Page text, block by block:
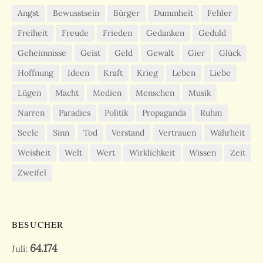
Angst Bewusstsein Bürger Dummheit
Fehler
Freiheit
Freude Frieden Gedanken
Geduld
Geheimnisse
Geist Geld Gewalt Gier
Glück
Hoffnung
Ideen Kraft Krieg Leben
Liebe
Lügen
Macht Medien Menschen
Musik
Narren
Paradies Politik Propaganda
Ruhm
Seele
Sinn Tod Verstand Vertrauen
Wahrheit
Weisheit
Welt Wert Wirklichkeit Wissen
Zeit
Zweifel
BESUCHER
Juli: 64.174